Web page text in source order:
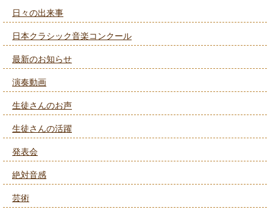
日々の出来事
日本クラシック音楽コンクール
最新のお知らせ
演奏動画
生徒さんのお声
生徒さんの活躍
発表会
絶対音感
芸術